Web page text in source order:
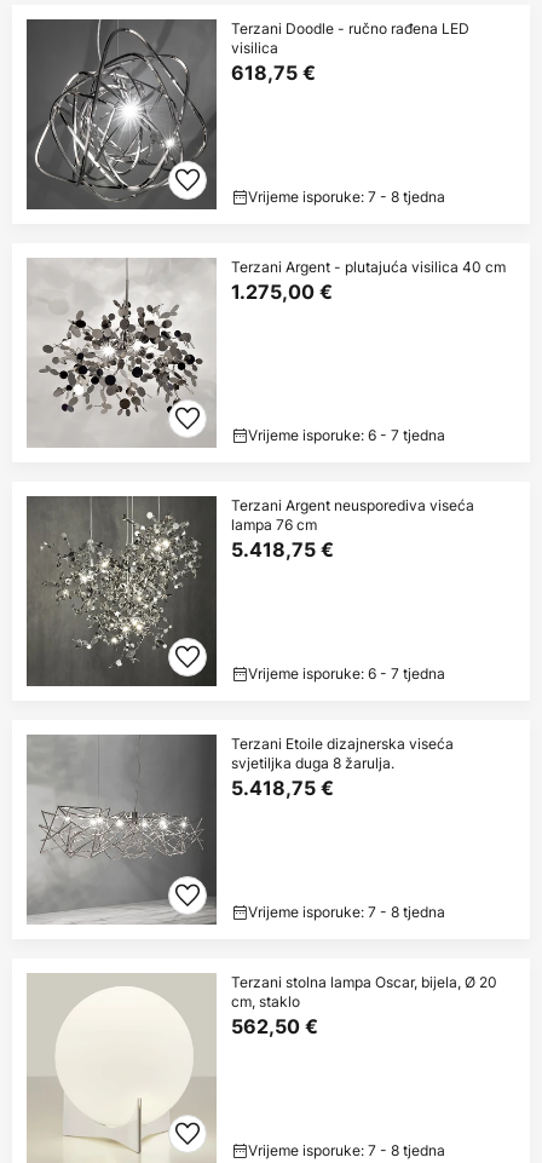
Terzani Doodle - ručno rađena LED
visilica
618,75 €
Vrijeme isporuke: 7 - 8 tjedna
Terzani Argent - plutajuća visilica 40 cm
1.275,00 €
Vrijeme isporuke: 6 - 7 tjedna
Terzani Argent neusporediva viseća
lampa 76 cm
5.418,75 €
Vrijeme isporuke: 6 - 7 tjedna
Terzani Etoile dizajnerska viseća
svjetiljka duga 8 žarulja.
5.418,75 €
Vrijeme isporuke: 7 - 8 tjedna
Terzani stolna lampa Oscar, bijela, Ø 20
cm, staklo
562,50 €
Vrijeme isporuke: 7 - 8 tjedna